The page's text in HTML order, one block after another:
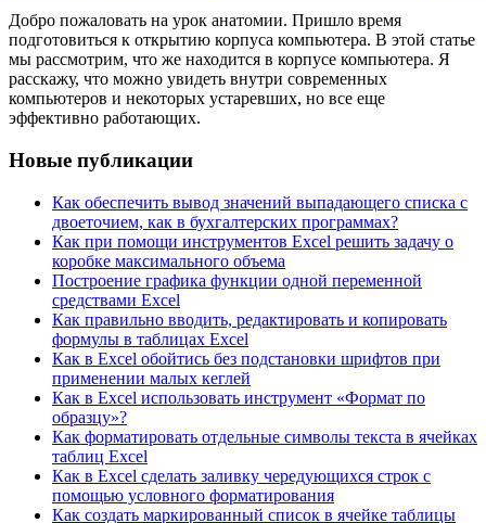
Добро пожаловать на урок анатомии. Пришло время
подготовиться к открытию корпуса компьютера. В этой статье
мы рассмотрим, что же находится в корпусе компьютера. Я
расскажу, что можно увидеть внутри современных
компьютеров и некоторых устаревших, но все еще
эффективно работающих.
Новые публикации
Как обеспечить вывод значений выпадающего списка с
двоеточием, как в бухгалтерских программах?
Как при помощи инструментов Excel решить задачу о
коробке максимального объема
Построение графика функции одной переменной
средствами Excel
Как правильно вводить, редактировать и копировать
формулы в таблицах Excel
Как в Excel обойтись без подстановки шрифтов при
применении малых кеглей
Как в Excel использовать инструмент «Формат по
образцу»?
Как форматировать отдельные символы текста в ячейках
таблиц Excel
Как в Excel сделать заливку чередующихся строк с
помощью условного форматирования
Как создать маркированный список в ячейке таблицы